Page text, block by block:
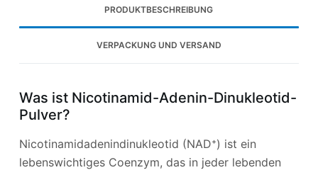
PRODUKTBESCHREIBUNG
VERPACKUNG UND VERSAND
Was ist Nicotinamid-Adenin-Dinukleotid-
Pulver?
Nicotinamidadenindinukleotid (NAD⁺) ist ein
lebenswichtiges Coenzym, das in jeder lebenden